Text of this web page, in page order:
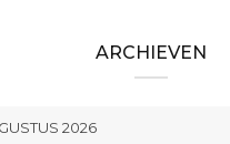
ARCHIEVEN
2026